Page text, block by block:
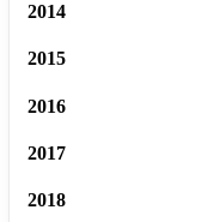
2014
2015
2016
2017
2018